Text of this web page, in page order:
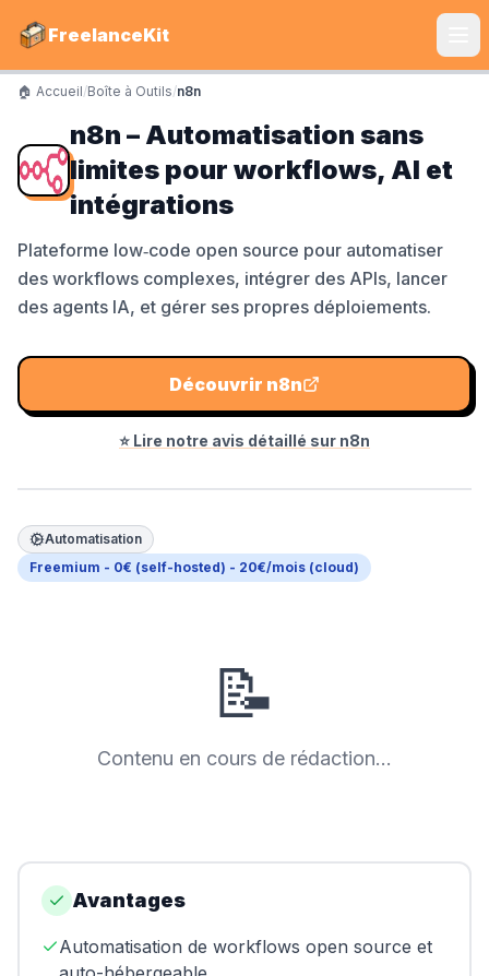
FreelanceKit
CATÉGORIES
Services
S'instruire
Boîte à Outils
Communiquer
Orus
Donner mon avis
🏠 Accueil/Boîte à Outils/n8n
n8n – Automatisation sans
limites pour workflows, AI et
intégrations
Plateforme low‑code open source pour automatiser
des workflows complexes, intégrer des APIs, lancer
des agents IA, et gérer ses propres déploiements.
Découvrir n8n
⭐ Lire notre avis détaillé sur n8n
Automatisation
Freemium - 0€ (self-hosted) - 20€/mois (cloud)
📝
Contenu en cours de rédaction...
Avantages
Automatisation de workflows open source et